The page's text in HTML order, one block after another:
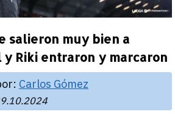
salieron muy bien a
Riki entraron y marcaron
Carlos Gómez